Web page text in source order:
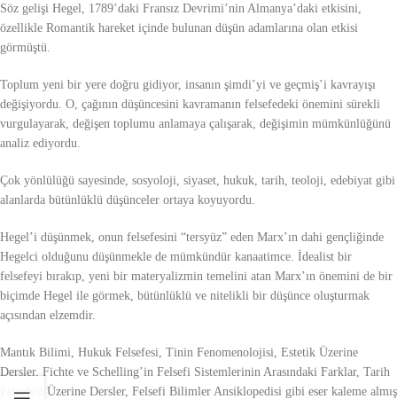
Söz gelişi Hegel, 1789’daki Fransız Devrimi’nin Almanya’daki etkisini,
özellikle Romantik hareket içinde bulunan düşün adamlarına olan etkisi
görmüştü.
Toplum yeni bir yere doğru gidiyor, insanın şimdi’yi ve geçmiş’i kavrayışı
değişiyordu. O, çağının düşüncesini kavramanın felsefedeki önemini sürekli
vurgulayarak, değişen toplumu anlamaya çalışarak, değişimin mümkünlüğünü
analiz ediyordu.
Çok yönlülüğü sayesinde, sosyoloji, siyaset, hukuk, tarih, teoloji, edebiyat gibi
alanlarda bütünlüklü düşünceler ortaya koyuyordu.
Hegel’i düşünmek, onun felsefesini “tersyüz” eden Marx’ın dahi gençliğinde
Hegelci olduğunu düşünmekle de mümkündür kanaatimce. İdealist bir
felsefeyi bırakıp, yeni bir materyalizmin temelini atan Marx’ın önemini de bir
biçimde Hegel ile görmek, bütünlüklü ve nitelikli bir düşünce oluşturmak
açısından elzemdir.
Mantık Bilimi, Hukuk Felsefesi, Tinin Fenomenolojisi, Estetik Üzerine
Dersler, Fichte ve Schelling’in Felsefi Sistemlerinin Arasındaki Farklar, Tarih
Felsefesi Üzerine Dersler, Felsefi Bilimler Ansiklopedisi gibi eser kaleme almış